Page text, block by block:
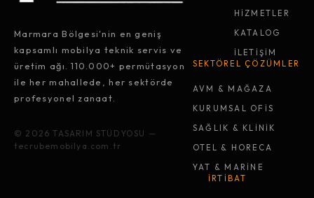
Marmara Bölgesi'nin en geniş
kapsamlı mobilya teknik servis ve
üretim ağı. 110.000+ permütasyon
ile her mahallede, her sektörde
profesyonel zanaat.
© 2026 TASARIM STÜDYOSU —
tecrubemobilya.com.tr
HİZMETLER
KATALOG
İLETİŞİM
SEKTÖREL ÇÖZÜMLER
AVM & MAĞAZA
KURUMSAL OFİS
SAĞLIK & KLİNİK
OTEL & HORECA
YAT & MARİNE
İRTİBAT